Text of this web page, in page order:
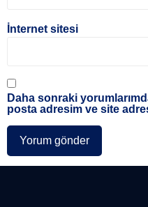
İnternet sitesi
Daha sonraki
posta adresim ve site